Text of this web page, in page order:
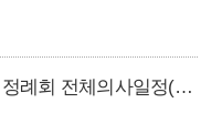
제295회 인천광역시의회 제1차 정례회 전체의사일정(2024.06.18. 15:00)